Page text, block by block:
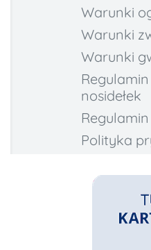
Warunki
Warunki
Warunki
nosidełek
Polityka